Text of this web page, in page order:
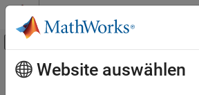
Weiter zum Inhalt
Umschaltung für Off-
Startseite der Dokumentation
Hauptinhalt
Website auswählen